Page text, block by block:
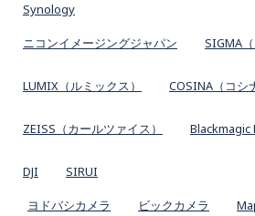
Synology
ニコンイメージングジャパン SIGMA（
LUMIX（ルミックス） COSINA（コシ
ZEISS（カールツァイス） Blackmagic
DJI SIRUI
ヨドバシカメラ ビックカメラ